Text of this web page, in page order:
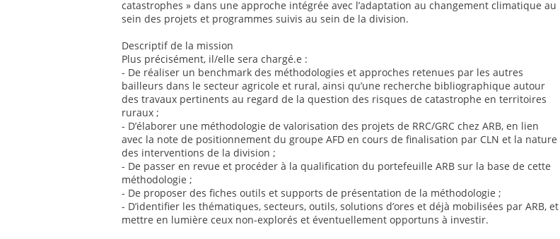
catastrophes » dans une approche intégrée avec l’adaptation au changement climatique au
sein des projets et programmes suivis au sein de la division.
Descriptif de la mission
Plus précisément, il/elle sera chargé.e :
- De réaliser un benchmark des méthodologies et approches retenues par les autres
bailleurs dans le secteur agricole et rural, ainsi qu’une recherche bibliographique autour
des travaux pertinents au regard de la question des risques de catastrophe en territoires
ruraux ;
- D’élaborer une méthodologie de valorisation des projets de RRC/GRC chez ARB, en lien
avec la note de positionnement du groupe AFD en cours de finalisation par CLN et la nature
des interventions de la division ;
- De passer en revue et procéder à la qualification du portefeuille ARB sur la base de cette
méthodologie ;
- De proposer des fiches outils et supports de présentation de la méthodologie ;
- D’identifier les thématiques, secteurs, outils, solutions d’ores et déjà mobilisées par ARB, et
mettre en lumière ceux non-explorés et éventuellement opportuns à investir.